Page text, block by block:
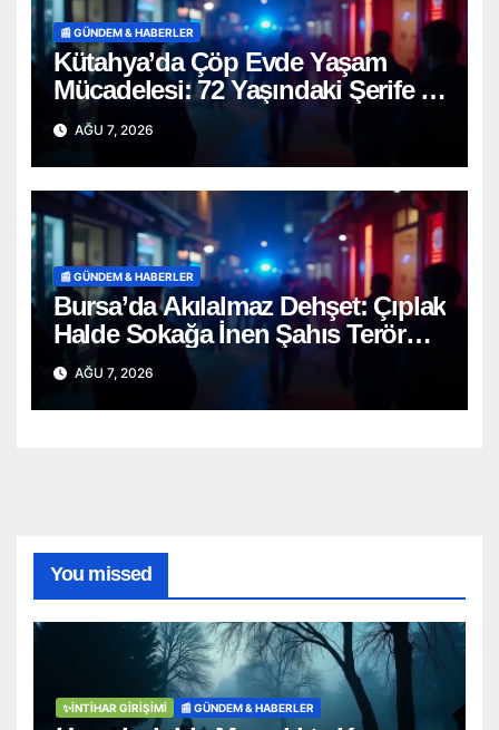
📰 GÜNDEM & HABERLER
Kütahya’da Çöp Evde Yaşam
Mücadelesi: 72 Yaşındaki Şerife D.
Mucizevi Şekilde Kurtarıldı
AĞU 7, 2026
📰 GÜNDEM & HABERLER
Bursa’da Akılalmaz Dehşet: Çıplak
Halde Sokağa İnen Şahıs Terör
Estirdi!
AĞU 7, 2026
You missed
✨İNTIHAR GIRIŞIMI 📰 GÜNDEM & HABERLER